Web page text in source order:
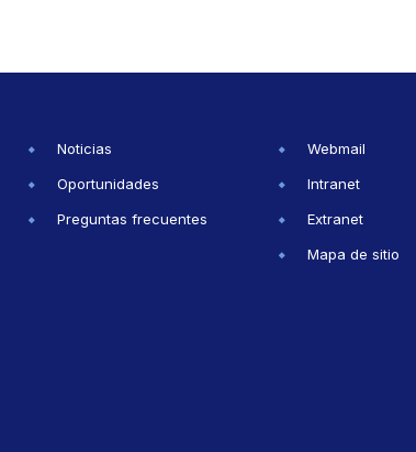
Noticias
Oportunidades
Preguntas frecuentes
Webmail
Intranet
Extranet
Mapa de sitio